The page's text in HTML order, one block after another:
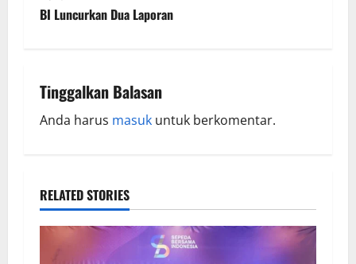
BI Luncurkan Dua Laporan
Tinggalkan Balasan
Anda harus masuk untuk berkomentar.
RELATED STORIES